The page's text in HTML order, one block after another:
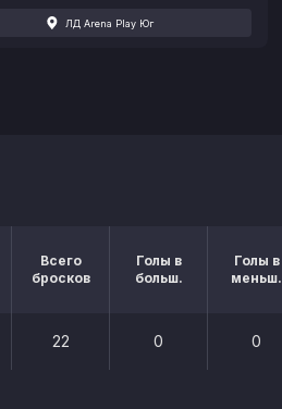
ЛД Arena Play Юг
Всего
бросков
Голы в
больш.
Голы в
меньш.
22 0 0